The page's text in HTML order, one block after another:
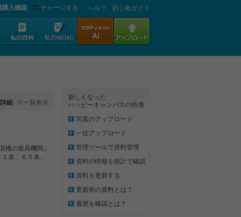
購入確認 チャージする へルプ 初心者ガイド
詳細 一覧表示
権の最高機関」
条、６５条、
新しくなった
ハッピーキャンパスの特徴
写真のアップロード
一括アップロード
管理ツールで資料管理
資料の情報を統計で確認
資料を更新する
更新前の資料とは？
履歴を確認とは？